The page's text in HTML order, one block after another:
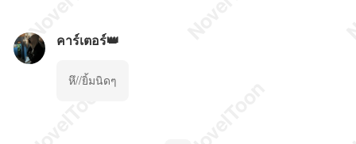
คาร์เตอร์👑
หึ//ยิ้มนิดๆ